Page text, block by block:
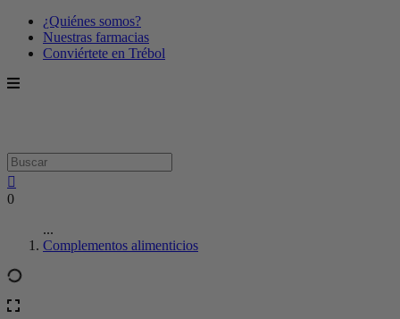
¿Quiénes somos?
Nuestras farmacias
Conviértete en Trébol
0
...
Complementos alimenticios